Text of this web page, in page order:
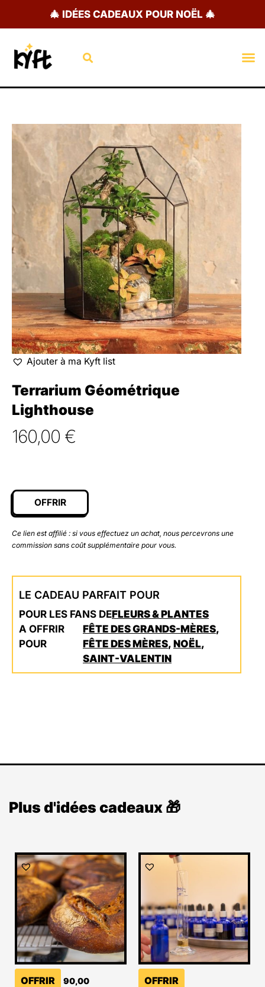
🎄 IDÉES CADEAUX POUR NOËL 🎄
Rechercher
Ajouter à ma Kyft list
Terrarium Géométrique
Lighthouse
160,00 €
OFFRIR
Ce lien est affilié : si vous effectuez un achat, nous percevrons une
commission sans coût supplémentaire pour vous.
LE CADEAU PARFAIT POUR
POUR LES FANS DEFLEURS & PLANTES
A OFFRIR
POUR
FÊTE DES GRANDS-MÈRES,
FÊTE DES MÈRES, NOËL,
SAINT-VALENTIN
Plus d'idées cadeaux 🎁
OFFRIR 90,00 OFFRIR